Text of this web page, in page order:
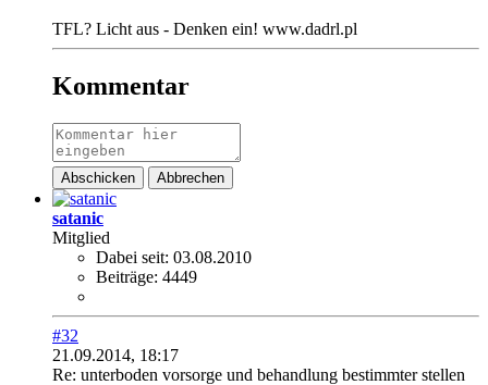
TFL? Licht aus - Denken ein! www.dadrl.pl
Kommentar
Abschicken Abbrechen
satanic
Mitglied
Dabei seit: 03.08.2010
Beiträge: 4449
#32
21.09.2014, 18:17
Re: unterboden vorsorge und behandlung bestimmter stellen